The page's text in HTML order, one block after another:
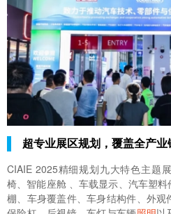
超专业展区规划，覆盖全产业
CIAIE 2025精细规划九大特色主题
椅、智能座舱 、车载显示、汽车塑
棚、车身覆盖件、车身结构件、外观